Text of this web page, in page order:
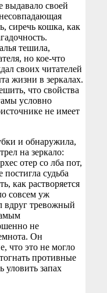
своей
сиречь кошка, как
тешила,
но кое-что
своих читателей
жизни в зеркалах.
что свойства
условно
не имеет
и обнаружила,
на зеркало:
отер со лба пот,
судьба
как растворяется
совсем уж
вдруг тревожный
не
Он
что это не могло
противные
уловить запах